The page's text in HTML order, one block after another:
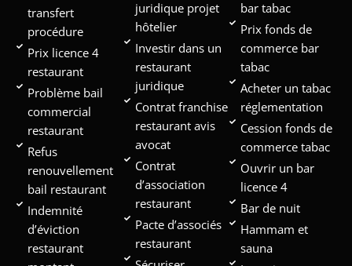
transfert
procédure
Prix licence 4
restaurant
Problème bail
commercial
restaurant
Refus
renouvellement
bail restaurant
Indemnité
d’éviction
restaurant
juridique projet
hôtelier
Investir dans un
restaurant
juridique
Contrat franchise
restaurant avis
avocat
Contrat
d’association
restaurant
Pacte d’associés
restaurant
bar tabac
Prix fonds de
commerce bar
tabac
Acheter un tabac
réglementation
Cession fonds de
commerce tabac
Ouvrir un bar
licence 4
Bar de nuit
Hammam et
sauna